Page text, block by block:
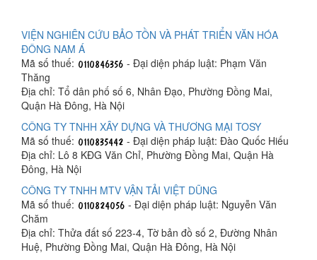
VIỆN NGHIÊN CỨU BẢO TỒN VÀ PHÁT TRIỂN VĂN HÓA
ĐÔNG NAM Á
Mã số thuế:
- Đại diện pháp luật: Phạm Văn
Thăng
Địa chỉ: Tổ dân phố số 6, Nhân Đạo, Phường Đồng Mai,
Quận Hà Đông, Hà Nội
CÔNG TY TNHH XÂY DỰNG VÀ THƯƠNG MẠI TOSY
Mã số thuế:
- Đại diện pháp luật: Đào Quốc Hiếu
Địa chỉ: Lô 8 KĐG Văn Chỉ, Phường Đồng Mai, Quận Hà
Đông, Hà Nội
CÔNG TY TNHH MTV VẬN TẢI VIỆT DŨNG
Mã số thuế:
- Đại diện pháp luật: Nguyễn Văn
Chăm
Địa chỉ: Thửa đất số 223-4, Tờ bản đồ số 2, Đường Nhân
Huệ, Phường Đồng Mai, Quận Hà Đông, Hà Nội